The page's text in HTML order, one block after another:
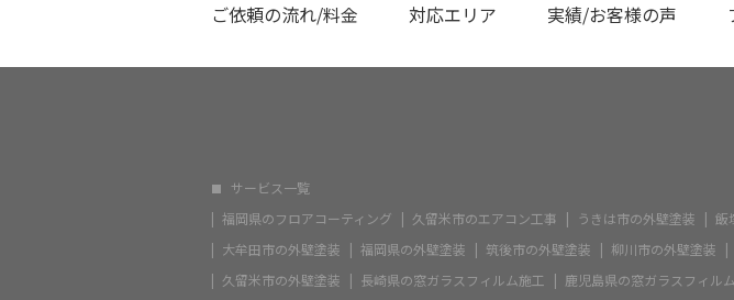
ご依頼の流れ/料金 対応エリア 実績/お客様の声
サービス一覧
福岡県のフロアコーティング
久留米市のエアコン工事 うきは市の外壁塗装 飯
大牟田市の外壁塗装
福岡県の外壁塗装 筑後市の外壁塗装 柳川市の外壁塗装
久留米市の外壁塗装
長崎県の窓ガラスフィルム施工 鹿児島県の窓ガラスフィル